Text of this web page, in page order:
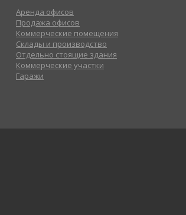
Аренда офисов
Продажа офисов
Коммерческие помещения
Склады и производство
Отдельно стоящие здания
Коммерческие участки
Гаражи